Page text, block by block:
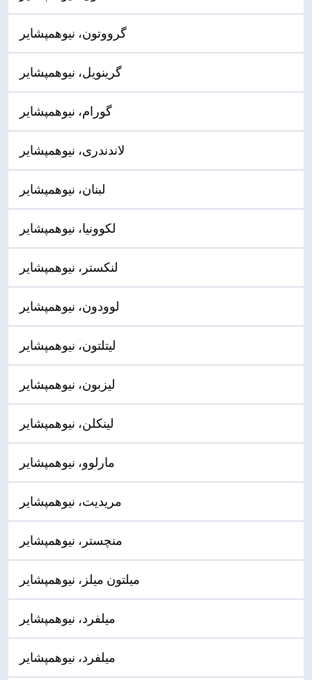
گرووتون، نیوهمپشایر
گرینویل، نیوهمپشایر
گورام، نیوهمپشایر
لاندندری، نیوهمپشایر
لبنان، نیوهمپشایر
لکوونیا، نیوهمپشایر
لنکستر، نیوهمپشایر
لوودون، نیوهمپشایر
لیتلتون، نیوهمپشایر
لیزبون، نیوهمپشایر
لینکلن، نیوهمپشایر
مارلوو، نیوهمپشایر
مریدیت، نیوهمپشایر
منچستر، نیوهمپشایر
میلتون میلز، نیوهمپشایر
میلفرد، نیوهمپشایر
میلفرد، نیوهمپشایر